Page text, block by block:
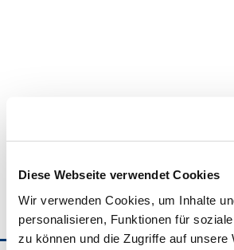
Diese Webseite verwendet Cookies
Wir verwenden Cookies, um Inhalte
personalisieren, Funktionen für
zu können und die Zugriffe auf unsere